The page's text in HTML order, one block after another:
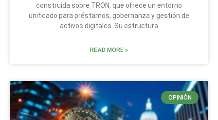
construida sobre TRON, que ofrece un entorno
unificado para préstamos, gobernanza y gestión de
activos digitales. Su estructura
READ MORE »
OPINIÓN